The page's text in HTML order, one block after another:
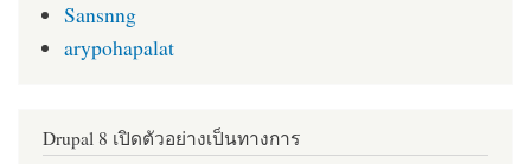
Sansnng
arypohapalat
Drupal 8 เปิดตัวอย่างเป็นทางการ